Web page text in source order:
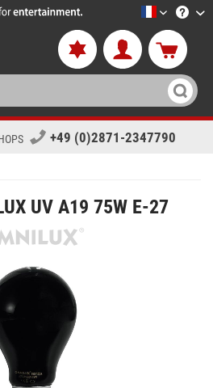
LTT-
+49 (0)2871-2347790
UV A19 75W E-27